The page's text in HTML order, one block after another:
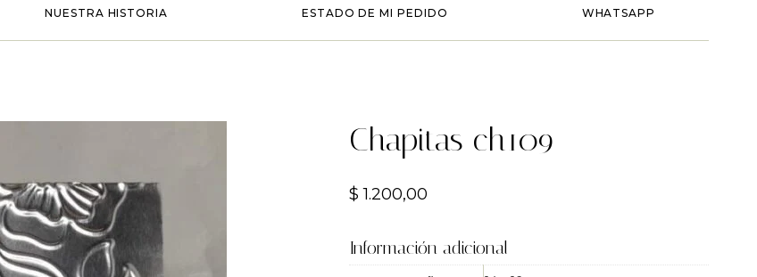
NUESTRA HISTORIA ESTADO DE MI PEDIDO WHATSAPP
Chapitas ch109
$ 1.200,00
Información adicional